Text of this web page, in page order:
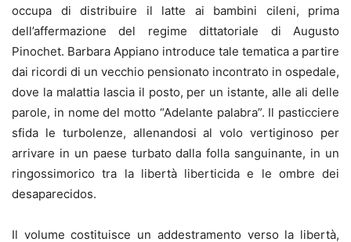
occupa di distribuire il latte ai bambini cileni, prima
dell’affermazione del regime dittatoriale di Augusto
Pinochet. Barbara Appiano introduce tale tematica a partire
dai ricordi di un vecchio pensionato incontrato in ospedale,
dove la malattia lascia il posto, per un istante, alle ali delle
parole, in nome del motto “Adelante palabra”. Il pasticciere
sfida le turbolenze, allenandosi al volo vertiginoso per
arrivare in un paese turbato dalla folla sanguinante, in un
ringossimorico tra la libertà liberticida e le ombre dei
desaparecidos.
Il volume costituisce un addestramento verso la libertà,